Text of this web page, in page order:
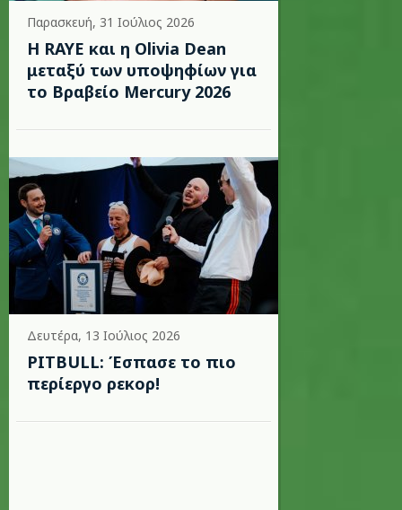
Παρασκευή, 31 Ιούλιος 2026
Η RAYE και η Olivia Dean
μεταξύ των υποψηφίων για
το Βραβείο Mercury 2026
Δευτέρα, 13 Ιούλιος 2026
PITBULL: Έσπασε το πιο
περίεργο ρεκορ!